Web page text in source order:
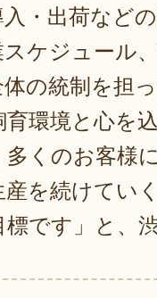
・出荷など
ケジュール
体の統制を担
環境と心を
多くのお客様
産を続けてい
です」と、